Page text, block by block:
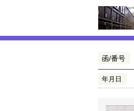
函/番号
年月日